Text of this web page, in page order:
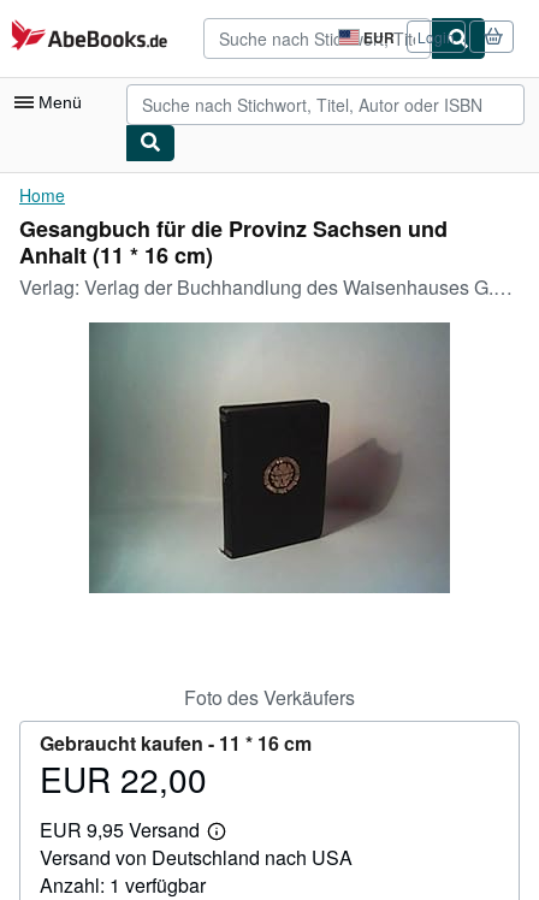
Zum Hauptinhalt
AbeBooks.de EUR
Seite
der
Einkaufseinstellungen.
Login
Menü
Nutzerkonto
Meine Bestellungen
Detailsuche
Sammlungen
Home
Gesangbuch für die Provinz Sachsen und
Anhalt (11 * 16 cm)
Verlag: Verlag der Buchhandlung des Waisenhauses G.m.b.H Halle-Saale/Berlin, 1938
Foto des Verkäufers
Gebraucht kaufen - 11 * 16 cm
Preis
22,00
EUR 22,00
EUR 9,95 Versand
Weitere
Informationen
Versand von Deutschland nach USA
Anzahl: 1 verfügbar